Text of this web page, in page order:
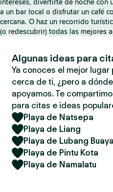
a un bar local o disfrutar un café
cercana. O haz un recorrido
(o redescubrir) todas las mejores
Algunas ideas para
Ya conoces el mejor
cerca de ti, ¿pero a
apoyamos. Te
para citas e ideas
Playa de Natsepa
Playa de Liang
Playa de Lubang
Playa de Pintu Kota
Playa de Namalatu